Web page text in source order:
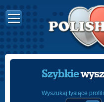
Szybkie
Wyszukaj tysiące